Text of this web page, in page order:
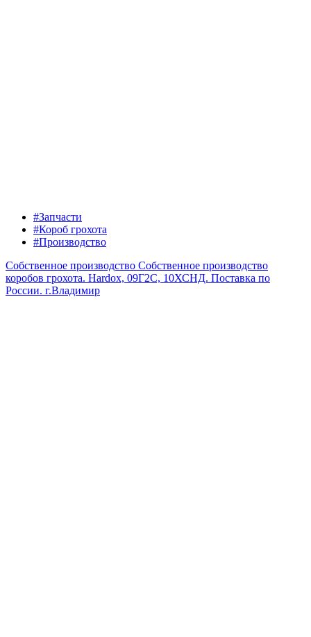
#Запчасти
#Короб грохота
#Производство
Собственное производство Собственное производство
коробов грохота. Hardox, 09Г2С, 10ХСНД. Поставка по
России. г.Владимир